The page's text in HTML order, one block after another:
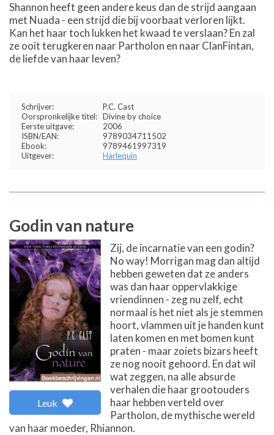
Shannon heeft geen andere keus dan de strijd aangaan
met Nuada - een strijd die bij voorbaat verloren lijkt.
Kan het haar toch lukken het kwaad te verslaan? En zal
ze ooit terugkeren naar Partholon en naar ClanFintan,
de liefde van haar leven?
Schrijver:
P.C. Cast
Oorspronkelijke titel: Divine by choice
Eerste uitgave:
2006
ISBN/EAN:
9789034711502
Ebook:
9789461997319
Uitgever:
Harlequin
Godin van nature
Leuk
Zij, de incarnatie van een godin?
No way! Morrigan mag dan altijd
hebben geweten dat ze anders
was dan haar oppervlakkige
vriendinnen - zeg nu zelf, echt
normaal is het niet als je stemmen
hoort, vlammen uit je handen kunt
laten komen en met bomen kunt
praten - maar zoiets bizars heeft
ze nog nooit gehoord. En dat wil
wat zeggen, na alle absurde
verhalen die haar grootouders
haar hebben verteld over
Partholon, de mythische wereld
van haar moeder, Rhiannon.